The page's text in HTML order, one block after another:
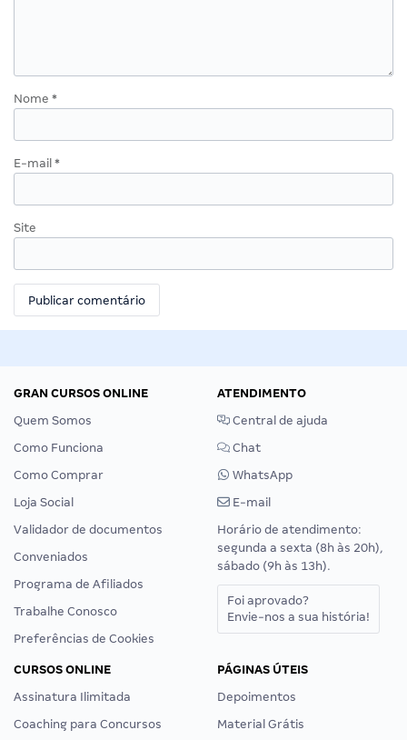
Nome *
E-mail *
Site
GRAN CURSOS ONLINE
Quem Somos
Como Funciona
Como Comprar
Loja Social
Validador de documentos
Conveniados
Programa de Afiliados
Trabalhe Conosco
Preferências de Cookies
ATENDIMENTO
Central de ajuda
Chat
WhatsApp
E-mail
Horário de atendimento:
segunda a sexta (8h às 20h),
sábado (9h às 13h).
Foi aprovado?
Envie-nos a sua história!
CURSOS ONLINE
Assinatura Ilimitada
Coaching para Concursos
PÁGINAS ÚTEIS
Depoimentos
Material Grátis